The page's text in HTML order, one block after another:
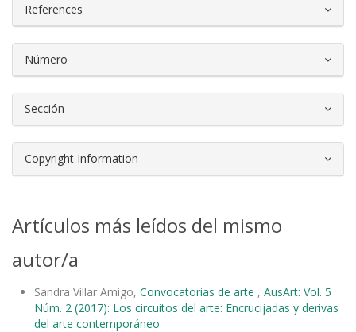
References
Número
Sección
Copyright Information
Artículos más leídos del mismo
autor/a
Sandra Villar Amigo, Convocatorias de arte , AusArt: Vol. 5
Núm. 2 (2017): Los circuitos del arte: Encrucijadas y derivas
del arte contemporáneo